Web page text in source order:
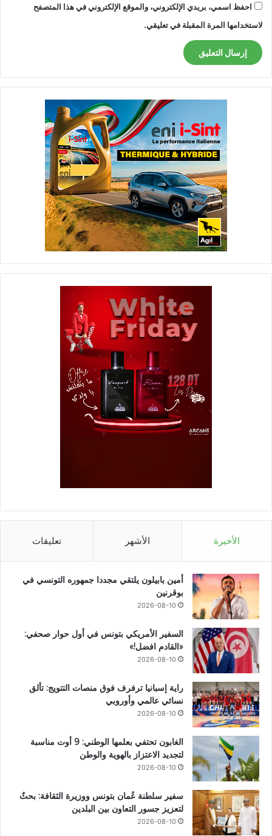
احفظ اسمي، بريدي الإلكتروني، والموقع الإلكتروني في هذا المتصفح
لاستخدامها المرة المقبلة في تعليقي.
الأخيرة الأشهر تعليقات
أمين بابيلون يلتقي مجددا جمهوره التونسي في
بوقرنين
2026-08-10
السفير الأمريكي بتونس في أول حوار صحفي:
«القادم افضل!»
2026-08-10
راية إسبانيا ترفرف فوق منصات التتويج: تألق
نسائي عالمي وأوروبي
2026-08-10
الغابون تحتفي بعلمها الوطني: 9 أوت مناسبة
لتجديد الاعتزاز بالهوية والوطن
2026-08-10
سفير سلطنة عُمان بتونس ووزيرة الثقافة: بحثٌ
لتعزيز جسور التعاون بين البلدين
2026-08-10